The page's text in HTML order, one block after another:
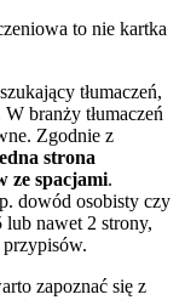
to nie kartka
tłumaczeń,
branży tłumaczeń
Zgodnie z
strona
ze spacjami.
dowód osobisty czy
nawet 2 strony,
zapoznać się z